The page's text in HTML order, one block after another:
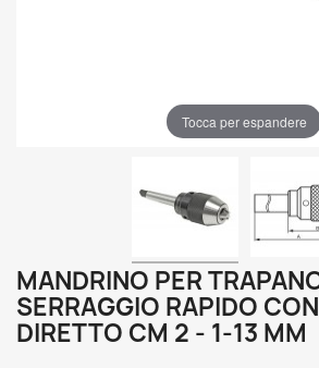
Tocca per espandere
MANDRINO PER
SERRAGGIO RAPIDO
DIRETTO CM 2 - 1-13 MM